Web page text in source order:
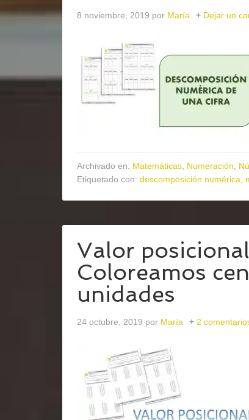
8 noviembre, 2019 por María Dejar un
Archivado en: Matemáticas Numeración
Etiquetado con: descomposición numérica
Valor
Coloreamos
unidades
24 octubre, 2019 por María 2